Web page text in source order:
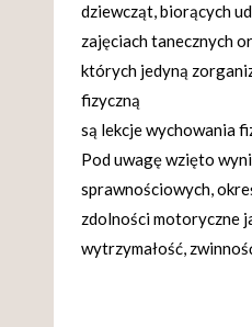
dziewcząt, biorących
zajęciach tanecznych
których jedyną
fizyczną
są lekcje wychowania
Pod uwagę wzięto
sprawnościowych,
zdolności motoryczne
wytrzymałość,